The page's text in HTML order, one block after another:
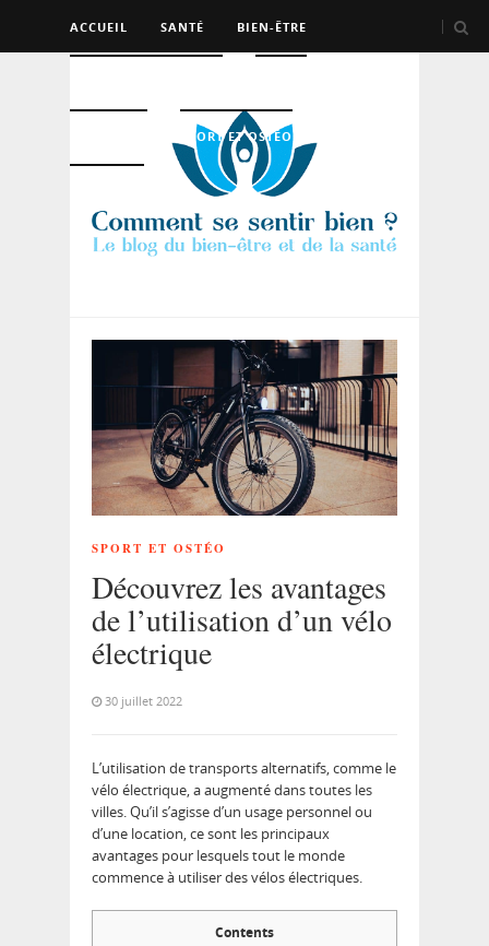
ACCUEIL SANTÉ BIEN-ÊTRE
SPORT ET OSTÉO
SPORT ET OSTÉO
Découvrez les avantages
de l’utilisation d’un vélo
électrique
30 juillet 2022
L’utilisation de transports alternatifs, comme le
vélo électrique, a augmenté dans toutes les
villes. Qu’il s’agisse d’un usage personnel ou
d’une location, ce sont les principaux
avantages pour lesquels tout le monde
commence à utiliser des vélos électriques.
Contents